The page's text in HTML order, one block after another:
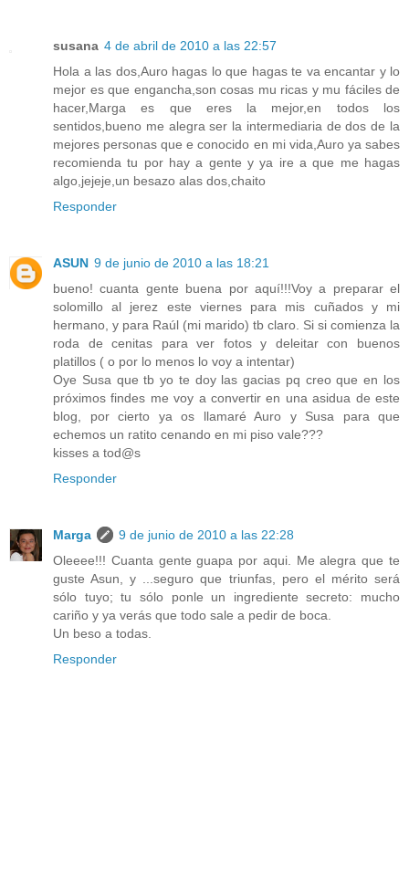
susana 4 de abril de 2010 a las 22:57
Hola a las dos,Auro hagas lo que hagas te va encantar y lo
mejor es que engancha,son cosas mu ricas y mu fáciles de
hacer,Marga es que eres la mejor,en todos los
sentidos,bueno me alegra ser la intermediaria de dos de la
mejores personas que e conocido en mi vida,Auro ya sabes
recomienda tu por hay a gente y ya ire a que me hagas
algo,jejeje,un besazo alas dos,chaito
Responder
ASUN 9 de junio de 2010 a las 18:21
bueno! cuanta gente buena por aquí!!!Voy a preparar el
solomillo al jerez este viernes para mis cuñados y mi
hermano, y para Raúl (mi marido) tb claro. Si si comienza la
roda de cenitas para ver fotos y deleitar con buenos
platillos ( o por lo menos lo voy a intentar)
Oye Susa que tb yo te doy las gacias pq creo que en los
próximos findes me voy a convertir en una asidua de este
blog, por cierto ya os llamaré Auro y Susa para que
echemos un ratito cenando en mi piso vale???
kisses a tod@s
Responder
Marga
9 de junio de 2010 a las 22:28
Oleeee!!! Cuanta gente guapa por aqui. Me alegra que te
guste Asun, y ...seguro que triunfas, pero el mérito será
sólo tuyo; tu sólo ponle un ingrediente secreto: mucho
cariño y ya verás que todo sale a pedir de boca.
Un beso a todas.
Responder